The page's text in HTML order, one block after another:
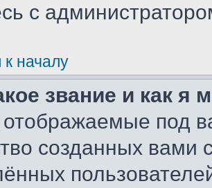
с
к началу
звание и как я
отображаемые под
созданных